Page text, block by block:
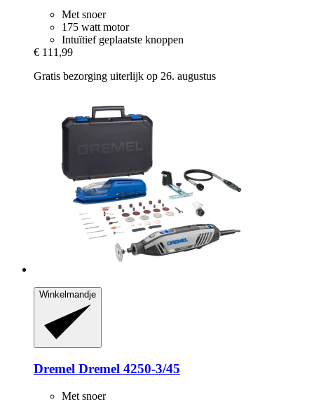
Met snoer
175 watt motor
Intuïtief geplaatste knoppen
€ 111,99
Gratis bezorging uiterlijk op 26. augustus
Winkelmandje
Dremel Dremel 4250-​3/45
Met snoer